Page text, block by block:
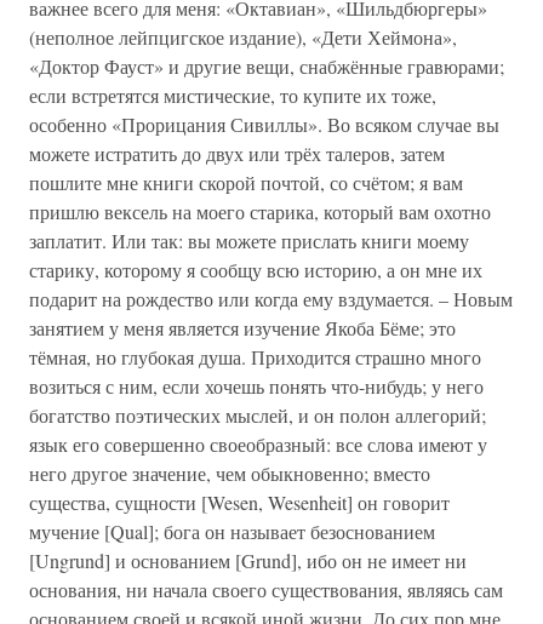
важнее всего для меня: «Октавиан», «Шильдбюргеры»
(неполное лейпцигское издание), «Дети Хеймона»,
«Доктор Фауст» и другие вещи, снабжённые гравюрами;
если встретятся мистические, то купите их тоже,
особенно «Прорицания Сивиллы». Во всяком случае вы
можете истратить до двух или трёх талеров, затем
пошлите мне книги скорой почтой, со счётом; я вам
пришлю вексель на моего старика, который вам охотно
заплатит. Или так: вы можете прислать книги моему
старику, которому я сообщу всю историю, а он мне их
подарит на рождество или когда ему вздумается. – Новым
занятием у меня является изучение Якоба Бёме; это
тёмная, но глубокая душа. Приходится страшно много
возиться с ним, если хочешь понять что-нибудь; у него
богатство поэтических мыслей, и он полон аллегорий;
язык его совершенно своеобразный: все слова имеют у
него другое значение, чем обыкновенно; вместо
существа, сущности [Wesen, Wesenheit] он говорит
мучение [Qual]; бога он называет безоснованием
[Ungrund] и основанием [Grund], ибо он не имеет ни
основания, ни начала своего существования, являясь сам
основанием своей и всякой иной жизни. До сих пор мне